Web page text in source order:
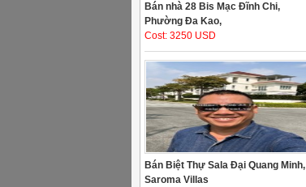
Bán nhà 28 Bis Mạc Đĩnh Chi,
Phường Đa Kao,
Cost: 3250 USD
Bán Biệt Thự Sala Đại Quang Minh,
Saroma Villas